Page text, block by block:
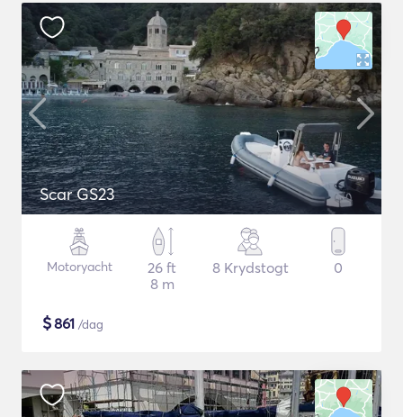
Scar GS23
Motoryacht
26 ft
8 m
8 Krydstogt 0
$861 /dag